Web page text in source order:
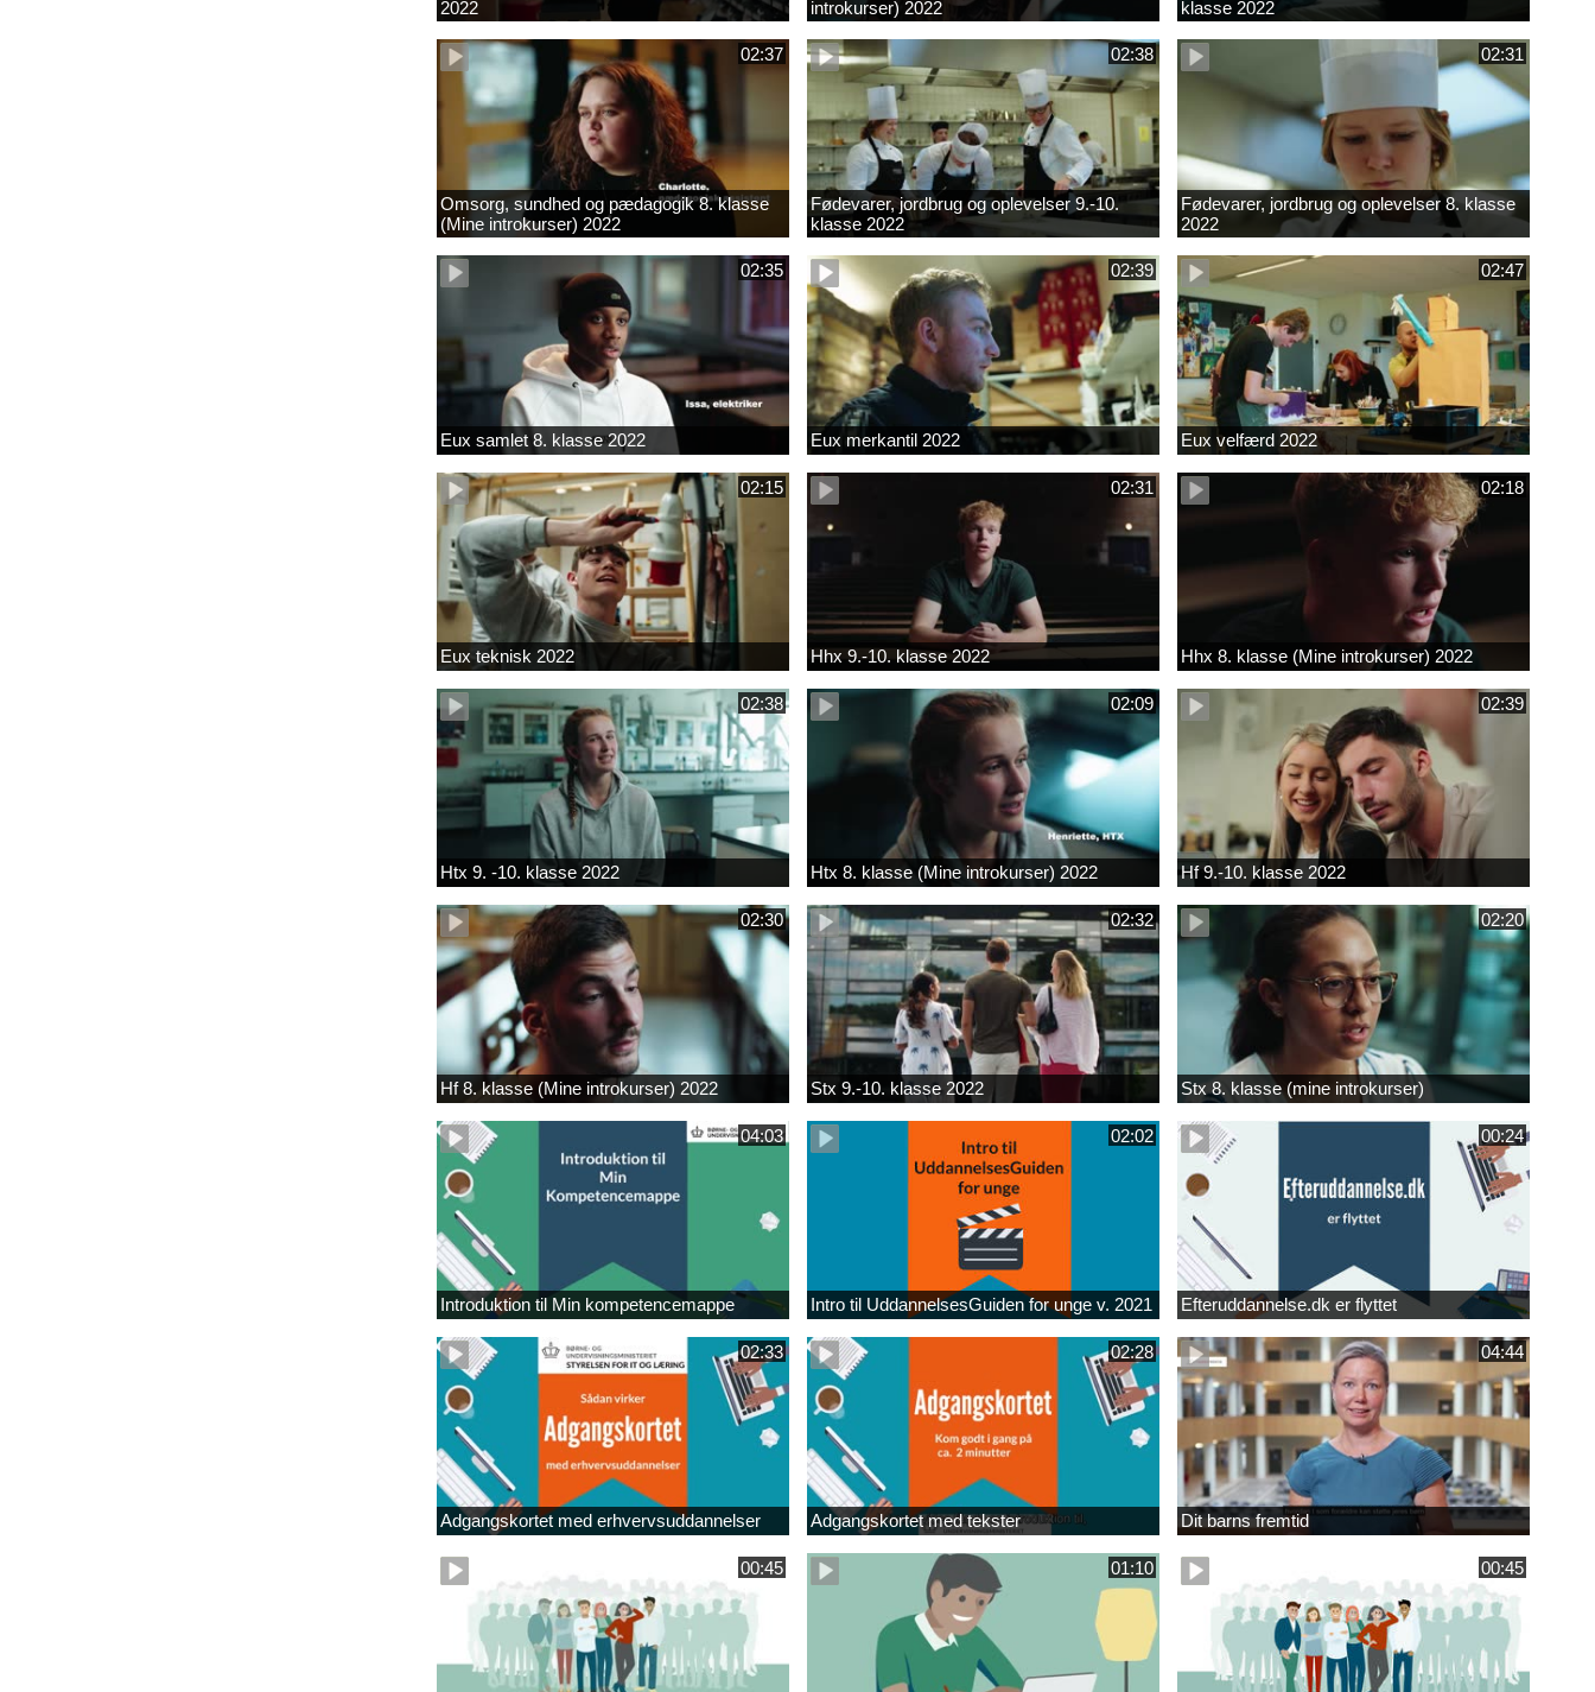
2022
introkurser) 2022
klasse 2022
02:37
Omsorg, sundhed og pædagogik 8. klasse
(Mine introkurser) 2022
02:38
Fødevarer, jordbrug og oplevelser 9.-10.
klasse 2022
02:31
Fødevarer, jordbrug og oplevelser 8. klasse
2022
02:35
Eux samlet 8. klasse 2022
02:39
Eux merkantil 2022
02:47
Eux velfærd 2022
02:15
Eux teknisk 2022
02:31
Hhx 9.-10. klasse 2022
02:18
Hhx 8. klasse (Mine introkurser) 2022
02:38
Htx 9. -10. klasse 2022
02:09
Htx 8. klasse (Mine introkurser) 2022
02:39
Hf 9.-10. klasse 2022
02:30
Hf 8. klasse (Mine introkurser) 2022
02:32
Stx 9.-10. klasse 2022
02:20
Stx 8. klasse (mine introkurser)
04:03
Introduktion til Min kompetencemappe
02:02
Intro til UddannelsesGuiden for unge v. 2021
00:24
Efteruddannelse.dk er flyttet
02:33
Adgangskortet med erhvervsuddannelser
02:28
Adgangskortet med tekster
04:44
Dit barns fremtid
00:45 01:10 00:45